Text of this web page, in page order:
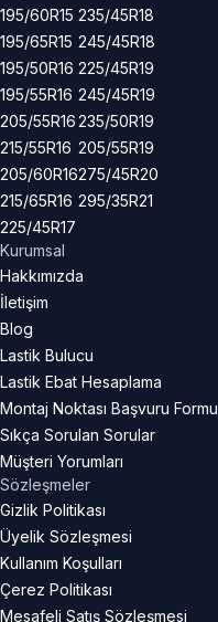
195/60R15
195/65R15
195/50R16
195/55R16
205/55R16
215/55R16
205/60R16
215/65R16
225/45R17
235/45R18
245/45R18
225/45R19
245/45R19
235/50R19
205/55R19
275/45R20
295/35R21
Kurumsal
Hakkımızda
İletişim
Blog
Lastik Bulucu
Lastik Ebat Hesaplama
Montaj Noktası Başvuru Formu
Sıkça Sorulan Sorular
Müşteri Yorumları
Sözleşmeler
Gizlik Politikası
Üyelik Sözleşmesi
Kullanım Koşulları
Çerez Politikası
Mesafeli Satış Sözleşmesi